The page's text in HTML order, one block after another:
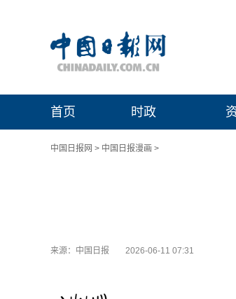
首页 时政
中国日报网 > 中国日报漫画 >
来源：中国日报 2026-06-11 07:31